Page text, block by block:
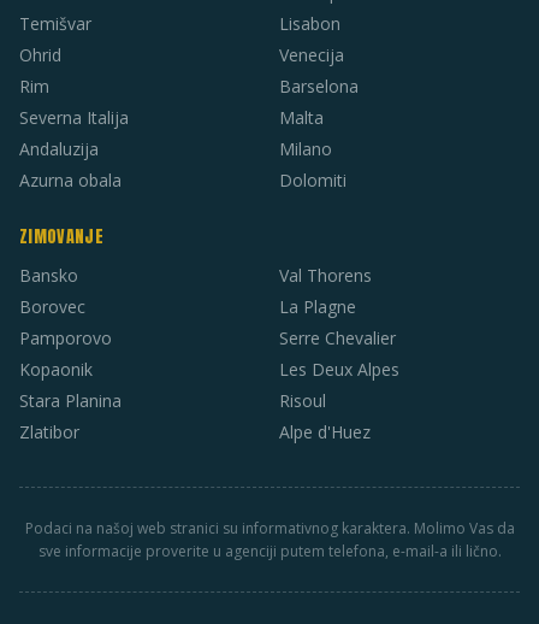
Temišvar
Ohrid
Rim
Severna Italija
Andaluzija
Azurna obala
Lisabon
Venecija
Barselona
Malta
Milano
Dolomiti
ZIMOVANJE
Bansko
Borovec
Pamporovo
Kopaonik
Stara Planina
Zlatibor
Val Thorens
La Plagne
Serre Chevalier
Les Deux Alpes
Risoul
Alpe d'Huez
Podaci na našoj web stranici su informativnog karaktera. Molimo Vas da
sve informacije proverite u agenciji putem telefona, e-mail-a ili lično.